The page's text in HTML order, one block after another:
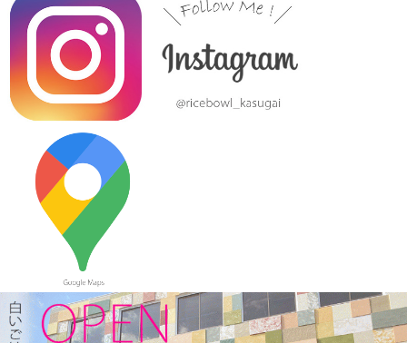
2024/1/12
≪おすすめ≫ お正月の暴飲暴食。。。ワンプレートで彩りよく
バランスの良い食事を♪
2024/1/3
≪おすすめ≫ 七草粥の準備は出来ましたか？お粥に麺類と色々
使える小どんぶりはいかかでしょうか？
2023/12/22
≪おすすめ≫ 少し大きめで使いやすい！カラフルオーバルボー
2023/12/15